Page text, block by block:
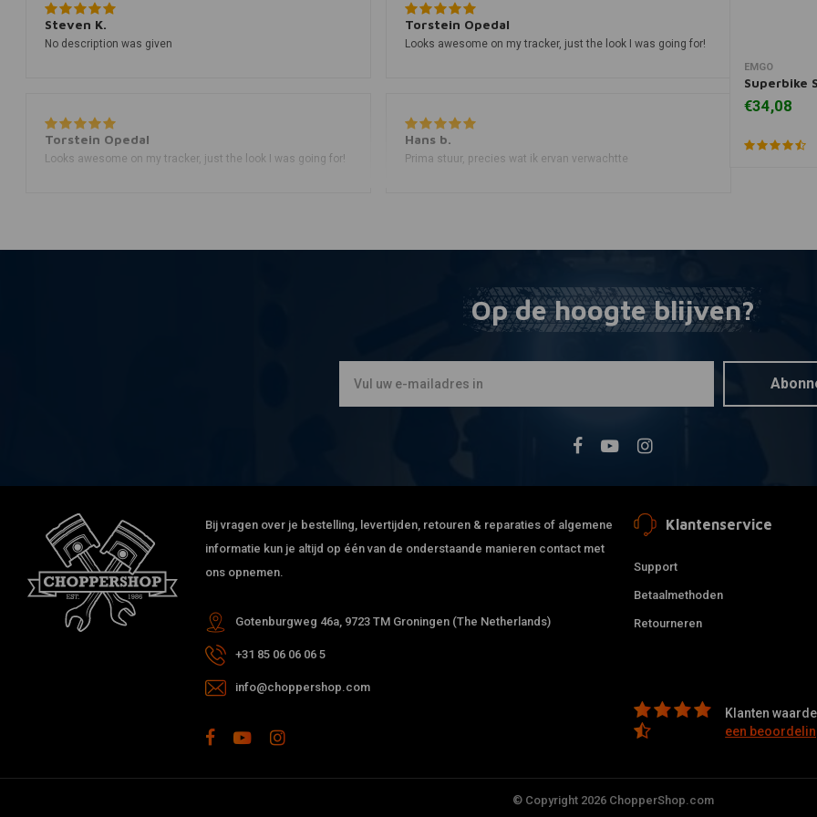
Steven K.
No description was given
Torstein Opedal
Looks awesome on my tracker, just the look I was going for!
Torstein Opedal
Looks awesome on my tracker, just the look I was going for!
Hans b.
Prima stuur, precies wat ik ervan verwachtte
Hans b. Kees
Ziet er kwalitatief ook goed uit.
Geweldig stuur, lekker breed en past goed bij m'n BMW R80!
EMGO
Superbike
€34,08
Op de hoogte blijven?
Bij vragen over je bestelling, levertijden, retouren & reparaties of algemene
informatie kun je altijd op één van de onderstaande manieren contact met
ons opnemen.
Gotenburgweg 46a, 9723 TM Groningen (The Netherlands)
+31 85 06 06 06 5
info@choppershop.com
Klantenservice
Support
Betaalmethoden
Retourneren
Klanten
een
© Copyright 2026 ChopperShop.com